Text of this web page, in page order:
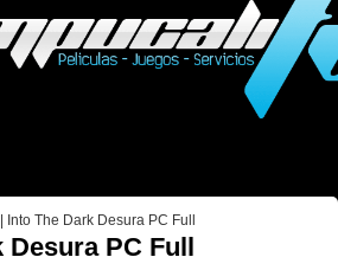
Into The Dark Desura PC Full
Desura PC Full